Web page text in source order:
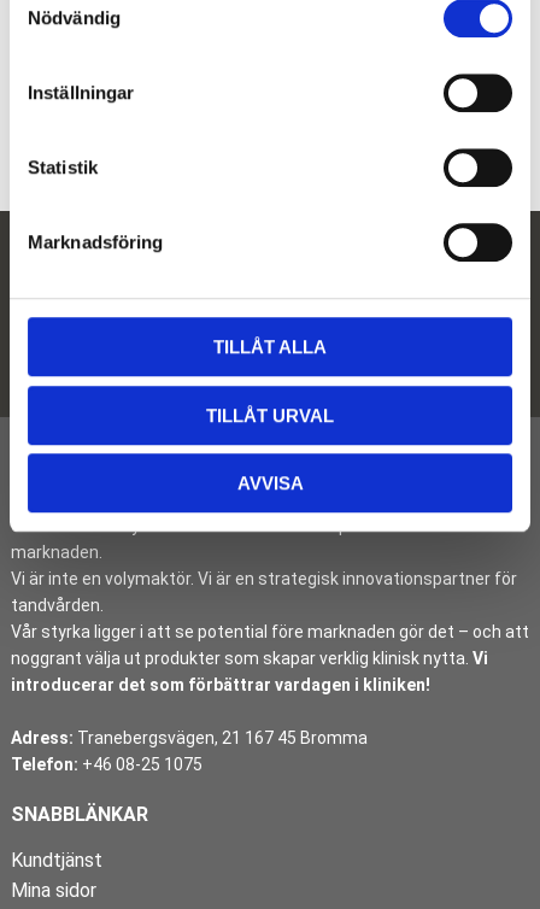
Nödvändig
Inställningar
Statistik
Marknadsföring
TILLÅT ALLA
TILLÅT URVAL
AVVISA
Visa alla produkter från Danville Zest Dental
Prenumerera
etablerat banbrytande dentalinnovationer på den svenska
marknaden.
Vi är inte en volymaktör. Vi är en strategisk innovationspartner för
tandvården.
Vår styrka ligger i att se potential före marknaden gör det – och att
noggrant välja ut produkter som skapar verklig klinisk nytta. Vi
introducerar det som förbättrar vardagen i kliniken!
Adress: Tranebergsvägen, 21 167 45 Bromma
Telefon: +46 08-25 1075
SNABBLÄNKAR
Kundtjänst
Mina sidor